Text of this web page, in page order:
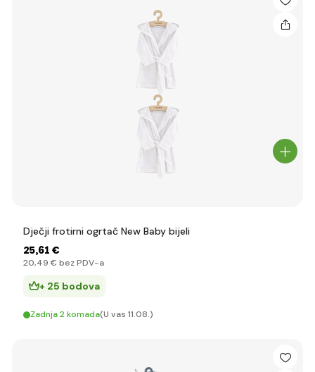
Dječji frotirni ogrtač New Baby bijeli
25,61 €
20,49 € bez PDV-a
+ 25 bodova
Zadnja 2 komada(U vas 11.08.)